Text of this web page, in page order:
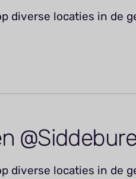
diverse locaties in de
diverse locaties in de